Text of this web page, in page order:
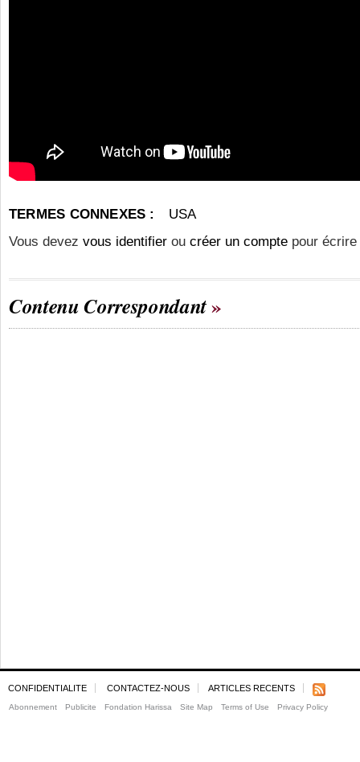
TERMES CONNEXES :
USA
Vous devez vous identifier ou créer un compte pour
Contenu Correspondant
CONFIDENTIALITE CONTACTEZ-NOUS ARTICLES RECENTS
Abonnement Publicite Fondation Harissa Site Map Terms of Use Privacy Policy